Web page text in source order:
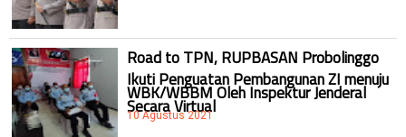
Road to TPN, RUPBASAN Probolinggo
Ikuti Penguatan Pembangunan ZI menuju
WBK/WBBM Oleh Inspektur Jenderal
Secara Virtual
10 Agustus 2021